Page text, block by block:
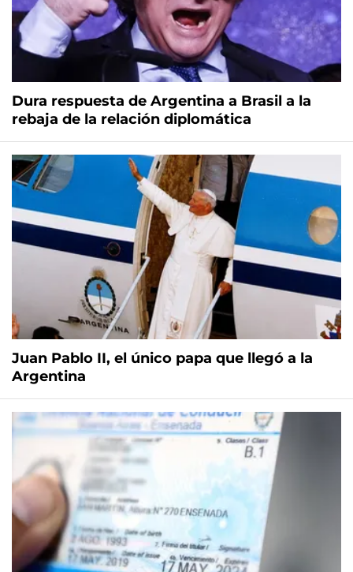
Dura respuesta de Argentina a Brasil a la
rebaja de la relación diplomática
Juan Pablo II, el único papa que llegó a la
Argentina